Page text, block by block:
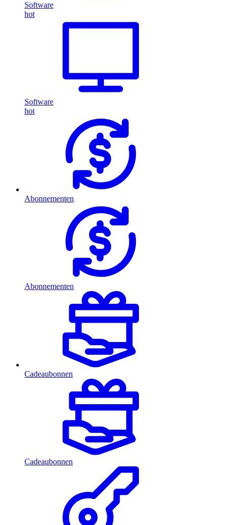
Software
hot
Software
hot
Abonnementen
Abonnementen
Cadeaubonnen
Cadeaubonnen